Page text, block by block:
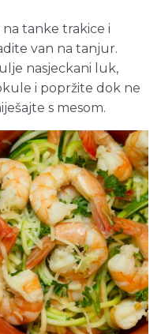
tanke trakice i
van na tanjur.
nasjeckani luk,
i popržite dok ne
s mesom.